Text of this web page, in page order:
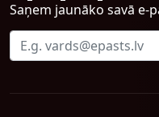
Saņem jaunāko savā e-